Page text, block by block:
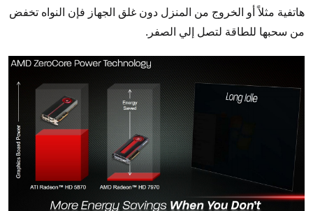
هاتفية مثلاً أو الخروج من المنزل دون غلق الجهاز فإن النواه تخفض
من سحبها للطاقة لتصل إلي الصفر.